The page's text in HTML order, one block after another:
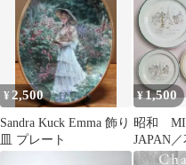
¥ 2,500
Sandra Kuck Emma 飾り
皿 プレート
¥1,500
昭和
JAPAN
フェル